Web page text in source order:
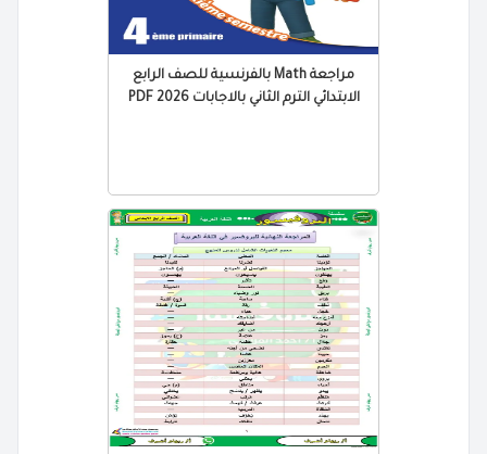
مراجعة Math بالفرنسية للصف الرابع
الابتدائي الترم الثاني بالاجابات 2026 PDF